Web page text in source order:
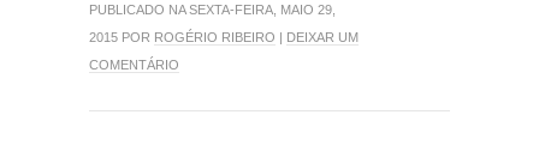
PUBLICADO NA SEXTA-FEIRA, MAIO 29,
2015 POR ROGÉRIO RIBEIRO | DEIXAR UM
COMENTÁRIO